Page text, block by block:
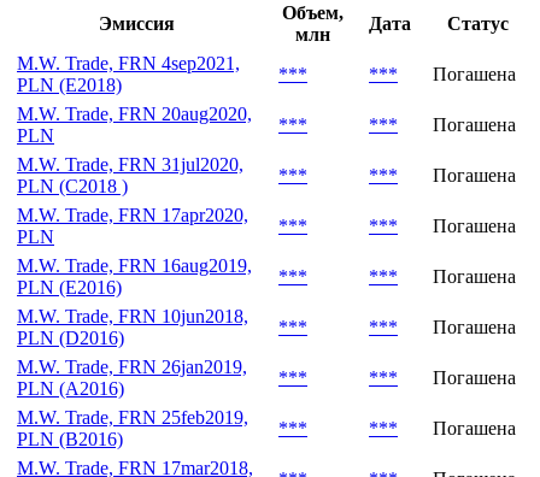
Эмиссия
Объем,
млн
Дата
Статус
M.W. Trade, FRN 4sep2021,
PLN (E2018)
*** ***
Погашена
M.W. Trade, FRN 20aug2020,
PLN
*** ***
Погашена
M.W. Trade, FRN 31jul2020,
PLN (C2018 )
*** ***
Погашена
M.W. Trade, FRN 17apr2020,
PLN
*** ***
Погашена
M.W. Trade, FRN 16aug2019,
PLN (E2016)
*** ***
Погашена
M.W. Trade, FRN 10jun2018,
PLN (D2016)
*** ***
Погашена
M.W. Trade, FRN 26jan2019,
PLN (A2016)
*** ***
Погашена
M.W. Trade, FRN 25feb2019,
PLN (B2016)
*** ***
Погашена
M.W. Trade, FRN 17mar2018,